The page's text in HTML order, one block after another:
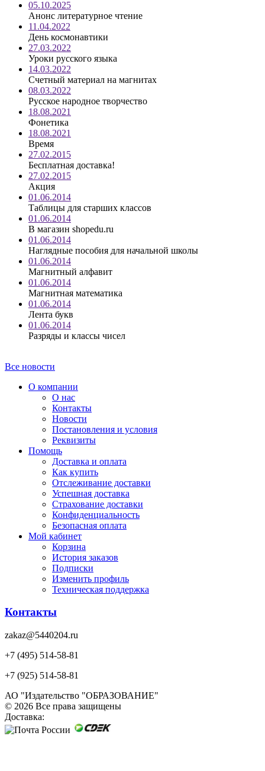
05.10.2025
Анонс литературное чтение
11.04.2022
День космонавтики
27.03.2022
Уроки русского языка
14.03.2022
Счетный материал на магнитах
08.03.2022
Русское народное творчество
18.08.2021
Фонетика
18.08.2021
Время
27.02.2015
Бесплатная доставка!
27.02.2015
Акция
01.06.2014
Таблицы для старших классов
01.06.2014
В магазин shopedu.ru
01.06.2014
Наглядные пособия для начальной школы
01.06.2014
Магнитный алфавит
01.06.2014
Магнитная математика
01.06.2014
Лента букв
01.06.2014
Разряды и классы чисел
Все новости
О компании
О нас
Контакты
Новости
Постановления и условия
Реквизиты
Помощь
Доставка и оплата
Как купить
Отслеживание доставки
Успешная доставка
Страхование доставки
Конфиденциальность
Безопасная оплата
Мой кабинет
Корзина
История заказов
Подписки
Изменить профиль
Техническая поддержка
Контакты
zakaz@5440204.ru
+7 (495) 514-58-81
+7 (925) 514-58-81
АО "Издательство "ОБРАЗОВАНИЕ"
© 2026 Все права защищены
Доставка: